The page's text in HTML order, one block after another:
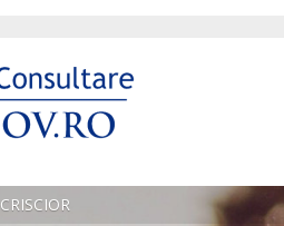
CRISCIOR